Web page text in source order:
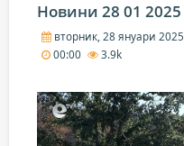
Новини 28 01 2025
вторник, 28 януари 2025
00:00
3.9k